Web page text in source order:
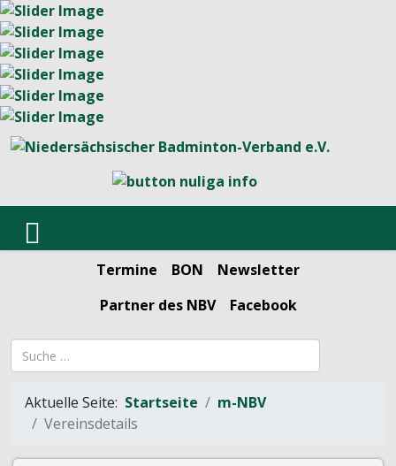
Termine BON
Newsletter
Partner des NBV
Facebook
Suchbegriff
Aktuelle Seite: Startseite
m-NBV
Vereinsdetails